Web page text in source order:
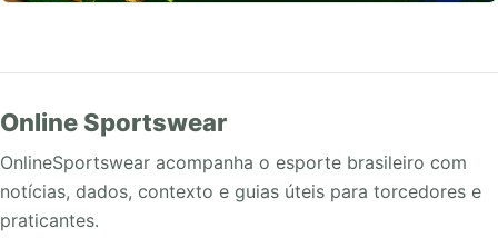
Online Sportswear
OnlineSportswear acompanha o esporte brasileiro com
notícias, dados, contexto e guias úteis para torcedores e
praticantes.